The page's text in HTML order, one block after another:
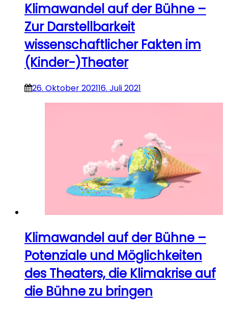
Klimawandel auf der Bühne –
Zur Darstellbarkeit
wissenschaftlicher Fakten im
(Kinder-)Theater
26. Oktober 202116. Juli 2021
Klimawandel auf der Bühne –
Potenziale und Möglichkeiten
des Theaters, die Klimakrise auf
die Bühne zu bringen